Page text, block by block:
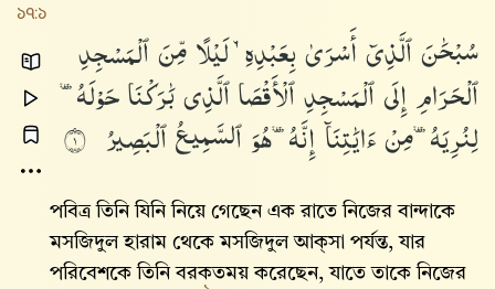
১৭:১
سُبْحَٰنَٱلَّذِىٓأَسْرَىٰبِعَبْدِهِۦلَيْلًامِّنَٱلْمَسْجِدِ
ٱلْحَرَامِإِلَىٱلْمَسْجِدِٱلْأَقْصَاٱلَّذِىبَٰرَكْنَاحَوْلَهُۥ
لِنُرِيَهُۥمِنْءَايَٰتِنَآإِنَّهُۥهُوَٱلسَّمِيعُٱلْبَصِيرُ ١
পবিত্র তিনি যিনি নিয়ে গেছেন এক রাতে নিজের বান্দাকে
মসজিদুল হারাম থেকে মসজিদুল আক্‌সা পর্যন্ত, যার
পরিবেশকে তিনি বরকতময় করেছেন, যাতে তাকে নিজের